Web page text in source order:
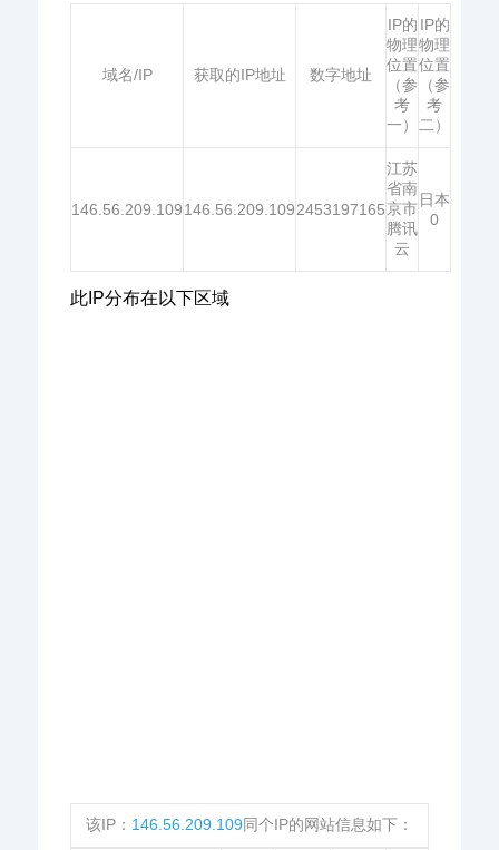
域名/IP 获取的IP地址 数字地址
IP的
物理
位置
（参
考
一）
IP的
物理
位置
（参
考
二）
146.56.209.109146.56.209.1092453197165
江苏
省南
京市
腾讯
云
日本
0
此IP分布在以下区域
该IP： 146.56.209.109同个IP的网站信息如下：